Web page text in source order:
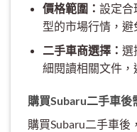
價格範圍： 設定合
型的市場行情，避
二手車商選擇： 選
細閱讀相關文件，
購買Subaru二手車後
購買Subaru二手車後